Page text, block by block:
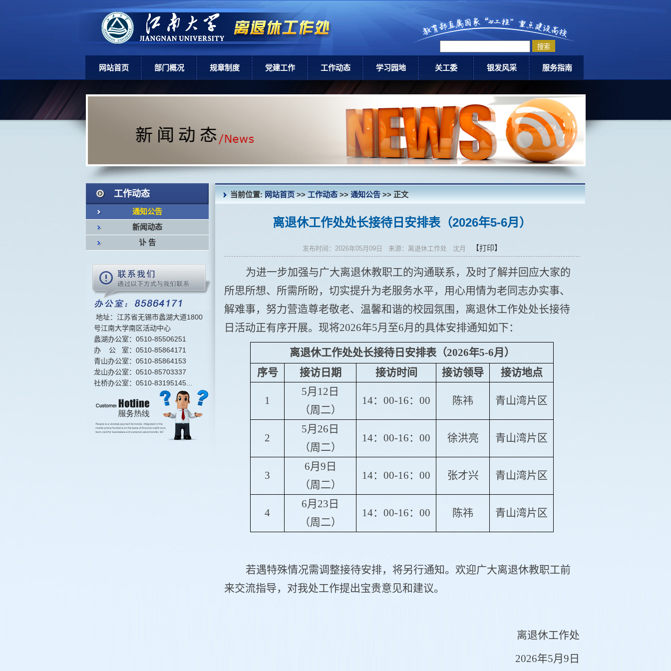
网站首页 部门概况
岗位职责
规章制度 党建工作 工作动态
通知公告
学习园地 关工委 银发风采
老体协
银龄教师计划
老同志优秀事迹
服务指南
活动中心介绍
下载专区
联系我们
工作动态
通知公告
新闻动态
讣 告
地址：江苏省无锡市蠡湖大道1800
号江南大学南区活动中心
蠡湖办公室：0510-85506251
办 公 室：0510-85864171
青山办公室：0510-85864153
龙山办公室：0510-85703337
社桥办公室：0510-83195145...
当前位置:网站首页>>工作动态>>通知公告>> 正文
离退休工作处处长接待日安排表（2026年5-6月）
发布时间：2026年05月09日 来源：离退休工作处 沈月 【打印】
为进一步加强与广大离退休教职工的沟通联系，及时了解并回应大家的
所思所想、所需所盼，切实提升为老服务水平，用心用情为老同志办实事、
解难事，努力营造尊老敬老、温馨和谐的校园氛围，离退休工作处处长接待
日活动正有序开展。现将2026年5月至6月的具体安排通知如下：
离退休工作处处长接待日安排表（2026年5-6月）
序号
接访日期 接访时间 接访领导 接访地点
1
5月12日
（周二）
14：00-16：00 陈祎 青山湾片区
2
5月26日
（周二）
14：00-16：00 徐洪亮 青山湾片区
3
6月9日
（周二）
14：00-16：00 张才兴 青山湾片区
4
6月23日
（周二）
14：00-16：00 陈祎 青山湾片区
若遇特殊情况需调整接待安排，将另行通知。欢迎广大离退休教职工前
来交流指导，对我处工作提出宝贵意见和建议。
离退休工作处
2026年5月9日